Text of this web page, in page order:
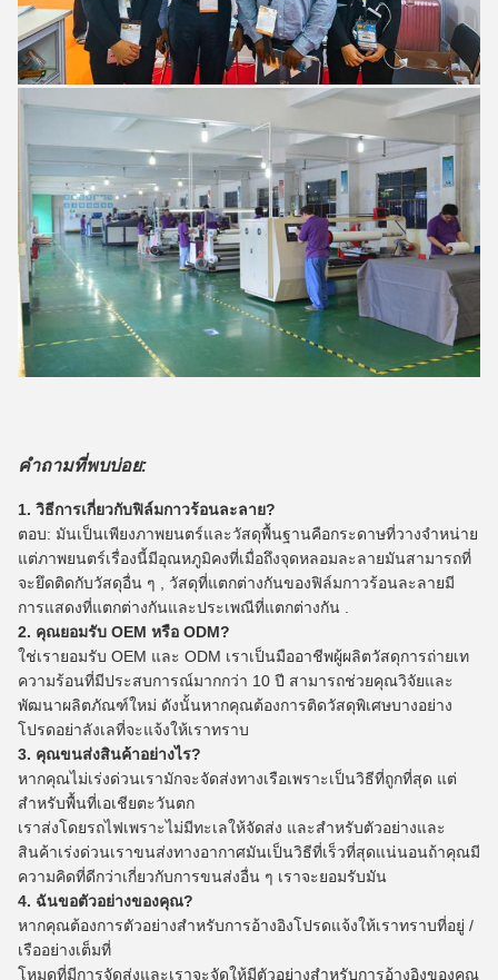
คำถามที่พบบ่อย:
1. วิธีการเกี่ยวกับฟิล์มกาวร้อนละลาย?
ตอบ: มันเป็นเพียงภาพยนตร์และวัสดุพื้นฐานคือกระดาษที่วางจำหน่าย
แต่ภาพยนตร์เรื่องนี้มีอุณหภูมิคงที่เมื่อถึงจุดหลอมละลายมันสามารถที่
จะยึดติดกับวัสดุอื่น ๆ , วัสดุที่แตกต่างกันของฟิล์มกาวร้อนละลายมี
การแสดงที่แตกต่างกันและประเพณีที่แตกต่างกัน .
2. คุณยอมรับ OEM หรือ ODM?
ใช่เรายอมรับ OEM และ ODM เราเป็นมืออาชีพผู้ผลิตวัสดุการถ่ายเท
ความร้อนที่มีประสบการณ์มากกว่า 10 ปี สามารถช่วยคุณวิจัยและ
พัฒนาผลิตภัณฑ์ใหม่ ดังนั้นหากคุณต้องการติดวัสดุพิเศษบางอย่าง
โปรดอย่าลังเลที่จะแจ้งให้เราทราบ
3. คุณขนส่งสินค้าอย่างไร?
หากคุณไม่เร่งด่วนเรามักจะจัดส่งทางเรือเพราะเป็นวิธีที่ถูกที่สุด แต่
สำหรับพื้นที่เอเชียตะวันตก
เราส่งโดยรถไฟเพราะไม่มีทะเลให้จัดส่ง และสำหรับตัวอย่างและ
สินค้าเร่งด่วนเราขนส่งทางอากาศมันเป็นวิธีที่เร็วที่สุดแน่นอนถ้าคุณมี
ความคิดที่ดีกว่าเกี่ยวกับการขนส่งอื่น ๆ เราจะยอมรับมัน
4. ฉันขอตัวอย่างของคุณ?
หากคุณต้องการตัวอย่างสำหรับการอ้างอิงโปรดแจ้งให้เราทราบที่อยู่ /
เรืออย่างเต็มที่
โหมดที่มีการจัดส่งและเราจะจัดให้มีตัวอย่างสำหรับการอ้างอิงของคุณ